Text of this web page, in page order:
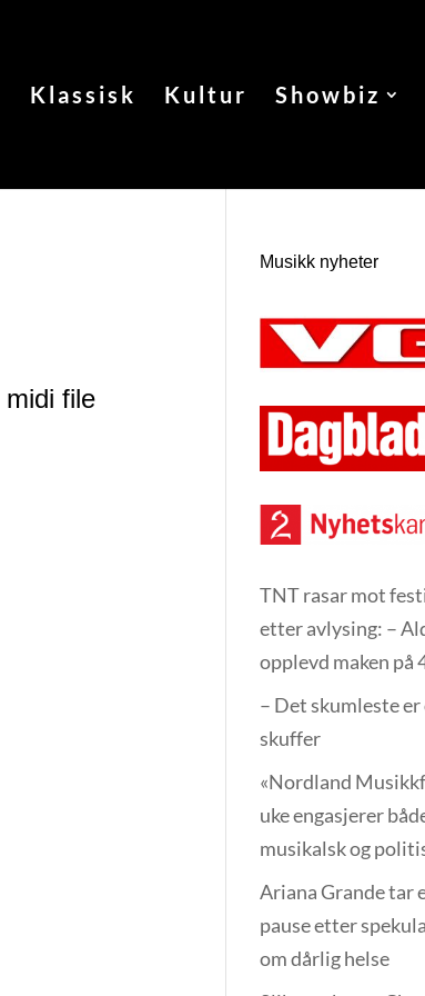
Klassisk Kultur Showbiz
midi file
Musikk nyheter
TNT rasar mot
etter avlysing: –
opplevd maken på
– Det skumleste er
skuffer
«Nordland
uke engasjerer
musikalsk og
Ariana Grande tar
pause etter
om dårlig helse